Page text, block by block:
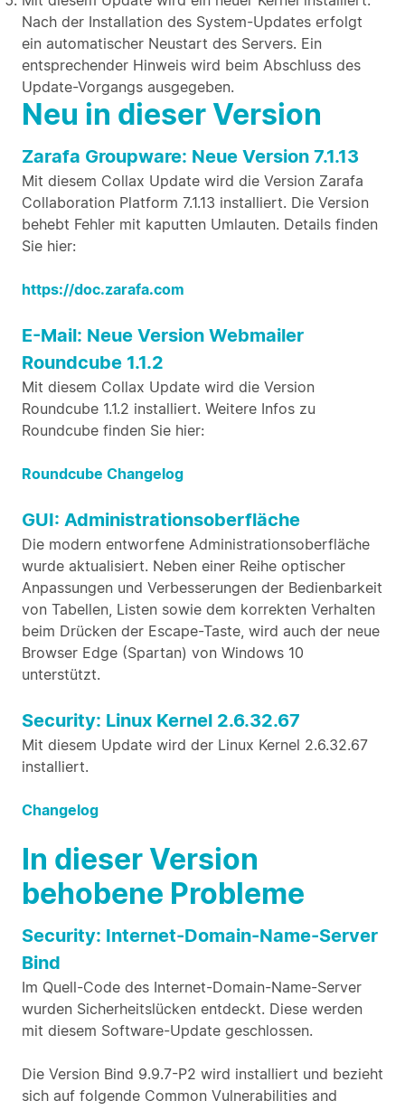
Nach der Installation des System-Updates erfolgt
ein automatischer Neustart des Servers. Ein
entsprechender Hinweis wird beim Abschluss des
Update-Vorgangs ausgegeben.
Neu in dieser Version
Zarafa Groupware: Neue Version 7.1.13
Mit diesem Collax Update wird die Version Zarafa
Collaboration Platform 7.1.13 installiert. Die Version
behebt Fehler mit kaputten Umlauten. Details finden
Sie hier:
https://doc.zarafa.com
E-Mail: Neue Version Webmailer
Roundcube 1.1.2
Mit diesem Collax Update wird die Version
Roundcube 1.1.2 installiert. Weitere Infos zu
Roundcube finden Sie hier:
Roundcube Changelog
GUI: Administrationsoberfläche
Die modern entworfene Administrationsoberfläche
wurde aktualisiert. Neben einer Reihe optischer
Anpassungen und Verbesserungen der Bedienbarkeit
von Tabellen, Listen sowie dem korrekten Verhalten
beim Drücken der Escape-Taste, wird auch der neue
Browser Edge (Spartan) von Windows 10
unterstützt.
Security: Linux Kernel 2.6.32.67
Mit diesem Update wird der Linux Kernel 2.6.32.67
installiert.
Changelog
In dieser Version
behobene Probleme
Security: Internet-Domain-Name-Server
Bind
Im Quell-Code des Internet-Domain-Name-Server
wurden Sicherheitslücken entdeckt. Diese werden
mit diesem Software-Update geschlossen.
Die Version Bind 9.9.7-P2 wird installiert und bezieht
sich auf folgende Common Vulnerabilities and